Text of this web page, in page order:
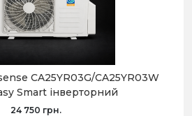
CA25YR03G/CA25YR03W
Smart інверторний
24 750 грн.